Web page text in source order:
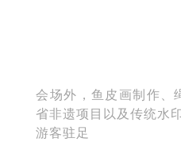
会场外，鱼皮画制作、
省非遗项目以及传统水
游客驻足